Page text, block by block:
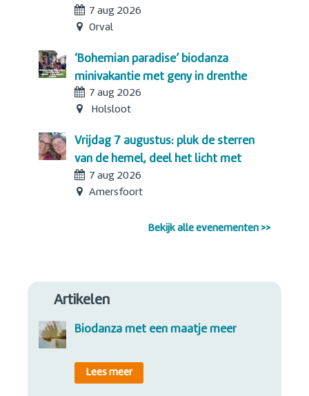
7 aug 2026
Orval
‘bohemian paradise’ biodanza
minivakantie met geny in drenthe
7 aug 2026
Holsloot
vrijdag 7 augustus: pluk de sterren
van de hemel, deel het licht met
elkaar7 aug 2026
Amersfoort
Bekijk alle evenementen >>
Artikelen
biodanza met een maatje meer
Lees meer